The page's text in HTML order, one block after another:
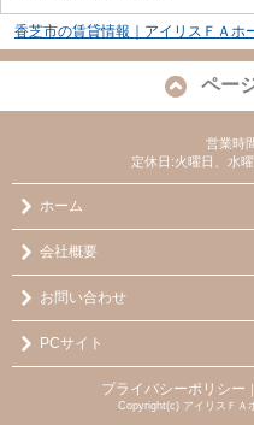
香芝市の賃貸情報｜アイリスＦＡホ
ペー
営業時
定休日:火曜日、水
ホーム
会社概要
お問い合わせ
PCサイト
プライバシーポリシー ｜
Copyright(c) アイリスＦＡ